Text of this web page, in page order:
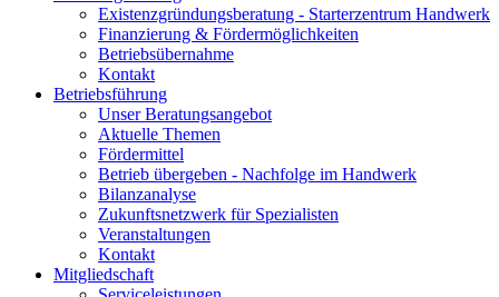
Existenzgründungsberatung - Starterzentrum Handwerk
Finanzierung & Fördermöglichkeiten
Betriebsübernahme
Kontakt
Betriebsführung
Unser Beratungsangebot
Aktuelle Themen
Fördermittel
Betrieb übergeben - Nachfolge im Handwerk
Bilanzanalyse
Zukunftsnetzwerk für Spezialisten
Veranstaltungen
Kontakt
Mitgliedschaft